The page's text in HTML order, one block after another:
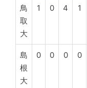
鳥
取
大
1 0 4 1
島
根
大
0 0 0 0